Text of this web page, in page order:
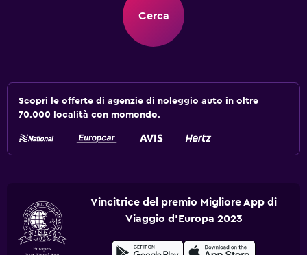
Cerca
Scopri le offerte di agenzie di noleggio auto in oltre
70.000 località con momondo.
Vincitrice del premio Migliore App di
Viaggio d'Europa 2023